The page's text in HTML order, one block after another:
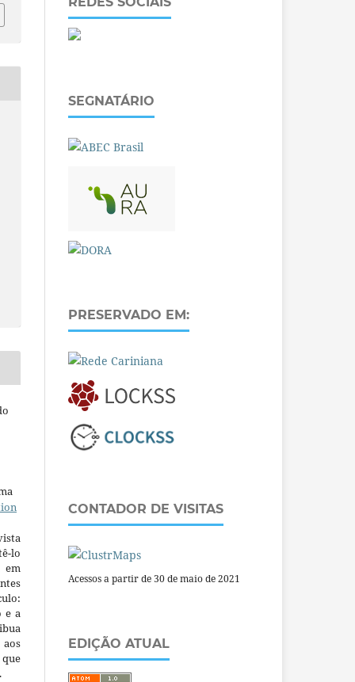
lo
em
e a
SEGNATÁRIO
PRESERVADO EM:
CONTADOR DE VISITAS
Acessos a partir de 30 de maio de 2021
EDIÇÃO ATUAL